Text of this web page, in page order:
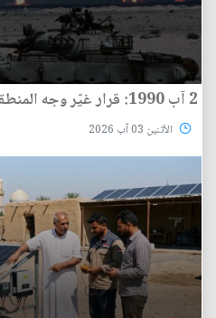
2 آب 1990: قرار غيّر وجه المنطقة
الأثنين 03 آب 2026